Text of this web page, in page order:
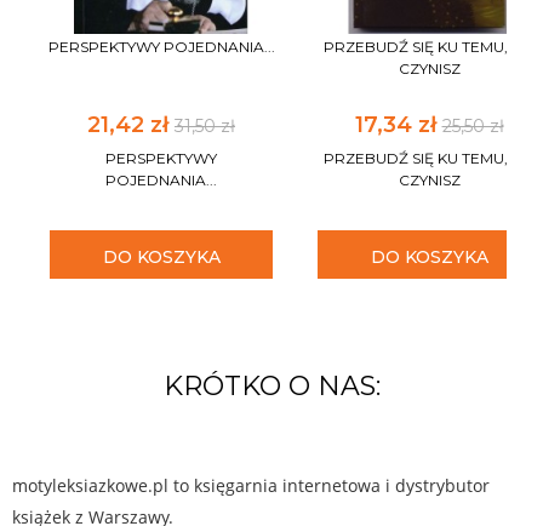
PERSPEKTYWY POJEDNANIA...
21,42 zł 31,50 zł
PERSPEKTYWY
POJEDNANIA...
DO KOSZYKA
PRZEBUDŹ SIĘ KU TEMU, CO
CZYNISZ
17,34 zł25,50 zł
PRZEBUDŹ SIĘ KU TEMU, CO
CZYNISZ
DO KOSZYKA
KRÓTKO O NAS:
motyleksiazkowe.pl to księgarnia internetowa i dystrybutor
książek z Warszawy.